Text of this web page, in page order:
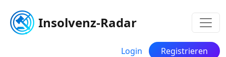
Insolvenz-Radar
Login Registrieren